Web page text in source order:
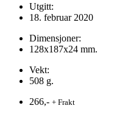
Utgitt:
18. februar 2020
Dimensjoner:
128x187x24 mm.
Vekt:
508 g.
266,- + Frakt